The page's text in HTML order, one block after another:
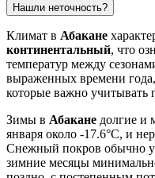
Нашли неточность?
Климат в Абакане
континентальный, что
температур между
выраженных времени
которые важно учитывать
Зимы в Абакане долгие и
января около -17.6°C, и
Снежный покров обычно
зимние месяцы